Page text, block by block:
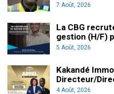
7 Août, 2026
La CBG
gestion (H/F)
5 Août, 2026
Kakandé
Directeur/
4 Août, 2026